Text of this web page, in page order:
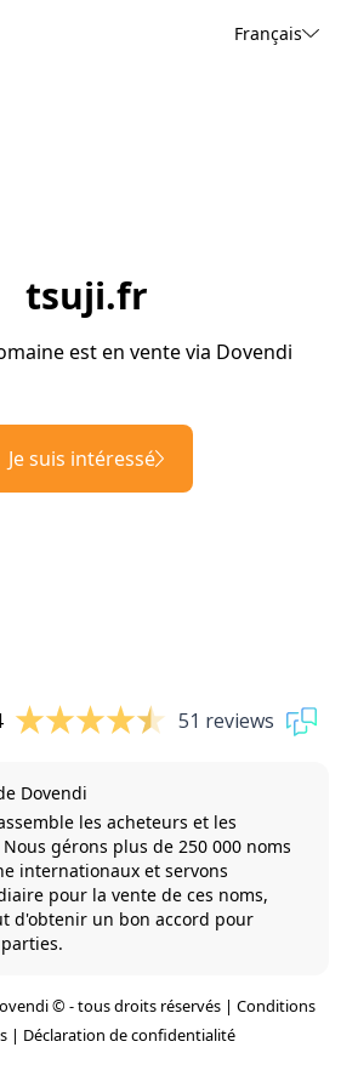
Français
tsuji.fr
est en vente via Dovendi
Je suis intéressé
51 reviews
Dovendi
les acheteurs et les
gérons plus de 250 000 noms
internationaux et servons
pour la vente de ces noms,
d'obtenir un bon accord pour
© - tous droits réservés | Conditions
| Déclaration de confidentialité